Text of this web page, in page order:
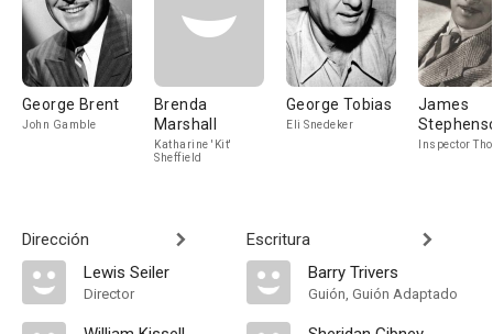
George Brent
John Gamble
Brenda
Marshall
Katharine 'Kit'
Sheffield
George Tobias
Eli Snedeker
James
Inspector
Dirección
Lewis Seiler
Director
Escritura
Barry Trivers
Guión, Guión Adaptado